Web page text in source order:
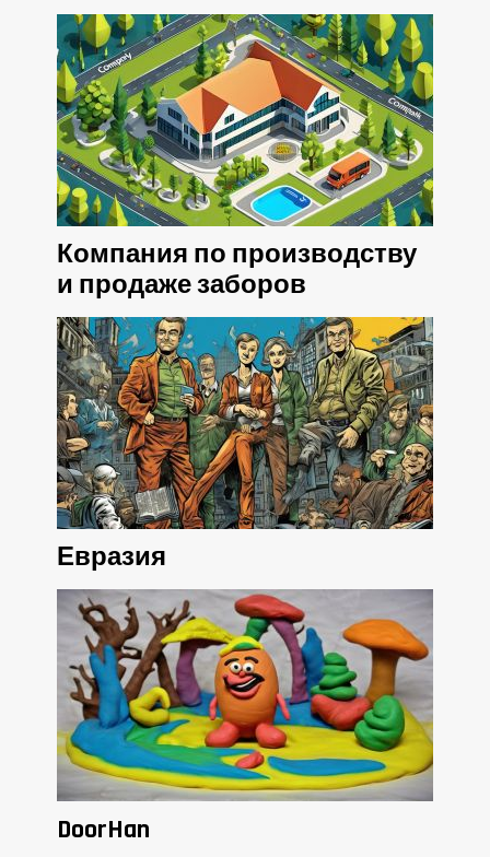
Компания по производству
и продаже заборов
Евразия
DoorHan